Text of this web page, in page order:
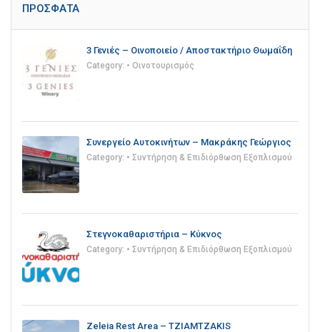
ΠΡΌΣΦΑΤΑ
3 Γενιές – Οινοποιείο / Αποστακτήριο Θωμαΐδη
Category: • Οινοτουρισμός
Συνεργείο Αυτοκινήτων – Μακράκης Γεώργιος
Category: • Συντήρηση & Επιδιόρθωση Εξοπλισμού
Στεγνοκαθαριστήρια – Κύκνος
Category: • Συντήρηση & Επιδιόρθωση Εξοπλισμού
Zeleia Rest Area – TZIAMTZAKIS